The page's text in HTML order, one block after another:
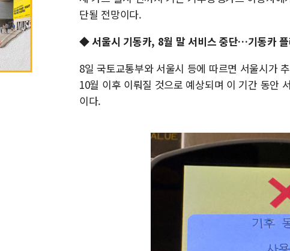
단될 전망이다.
◆ 서울시 기동카, 8월 말 서비스 중단…기동카 플
8일 국토교통부와 서울시 등에 따르면 서울시가
10월 이후 이뤄질 것으로 예상되며 이 기간 동안
이다.